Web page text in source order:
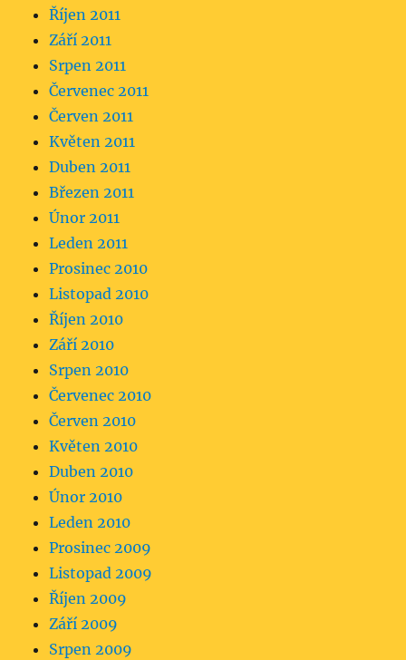
Říjen 2011
Září 2011
Srpen 2011
Červenec 2011
Červen 2011
Květen 2011
Duben 2011
Březen 2011
Únor 2011
Leden 2011
Prosinec 2010
Listopad 2010
Říjen 2010
Září 2010
Srpen 2010
Červenec 2010
Červen 2010
Květen 2010
Duben 2010
Únor 2010
Leden 2010
Prosinec 2009
Listopad 2009
Říjen 2009
Září 2009
Srpen 2009